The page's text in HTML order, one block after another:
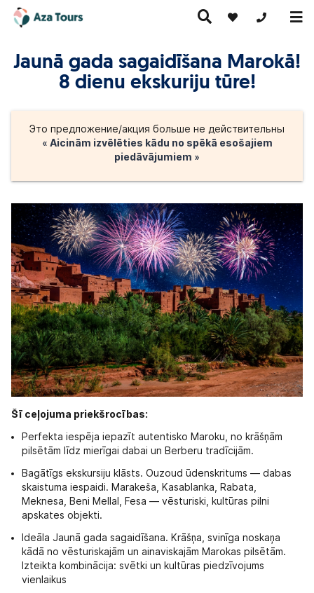
+371
самолете)
Круизы
Jaunā gada sagaidīšana Marokā!
8 dienu ekskuriju tūre!
Это предложение/акция больше не действительны
« Aicinām izvēlēties kādu no spēkā esošajiem
piedāvājumiem »
Šī ceļojuma priekšrocības:
Perfekta iespēja iepazīt autentisko Maroku, no krāšņām
pilsētām līdz mierīgai dabai un Berberu tradīcijām.
Bagātīgs ekskursiju klāsts. Ouzoud ūdenskritums — dabas
skaistuma iespaidi. Marakeša, Kasablanka, Rabata,
Meknesa, Beni Mellal, Fesa — vēsturiski, kultūras pilni
apskates objekti.
Ideāla Jaunā gada sagaidīšana. Krāšņa, svinīga noskaņa
kādā no vēsturiskajām un ainaviskajām Marokas pilsētām.
Izteikta kombinācija: svētki un kultūras piedzīvojums
vienlaikus